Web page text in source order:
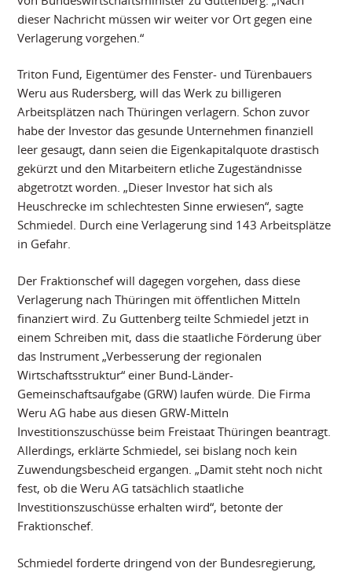
dieser Nachricht müssen wir weiter vor Ort gegen eine
Verlagerung vorgehen.“
Triton Fund, Eigentümer des Fenster- und Türenbauers
Weru aus Rudersberg, will das Werk zu billigeren
Arbeitsplätzen nach Thüringen verlagern. Schon zuvor
habe der Investor das gesunde Unternehmen finanziell
leer gesaugt, dann seien die Eigenkapitalquote drastisch
gekürzt und den Mitarbeitern etliche Zugeständnisse
abgetrotzt worden. „Dieser Investor hat sich als
Heuschrecke im schlechtesten Sinne erwiesen“, sagte
Schmiedel. Durch eine Verlagerung sind 143 Arbeitsplätze
in Gefahr.
Der Fraktionschef will dagegen vorgehen, dass diese
Verlagerung nach Thüringen mit öffentlichen Mitteln
finanziert wird. Zu Guttenberg teilte Schmiedel jetzt in
einem Schreiben mit, dass die staatliche Förderung über
das Instrument „Verbesserung der regionalen
Wirtschaftsstruktur“ einer Bund-Länder-
Gemeinschaftsaufgabe (GRW) laufen würde. Die Firma
Weru AG habe aus diesen GRW-Mitteln
Investitionszuschüsse beim Freistaat Thüringen beantragt.
Allerdings, erklärte Schmiedel, sei bislang noch kein
Zuwendungsbescheid ergangen. „Damit steht noch nicht
fest, ob die Weru AG tatsächlich staatliche
Investitionszuschüsse erhalten wird“, betonte der
Fraktionschef.
Schmiedel forderte dringend von der Bundesregierung,